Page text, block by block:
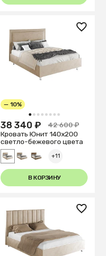
1 2 3 4 5 6 7 8
— 10%
38 340 ₽
42 600 ₽
Кровать Юнит 140х200
светло-бежевого цвета
+11
В КОРЗИНУ